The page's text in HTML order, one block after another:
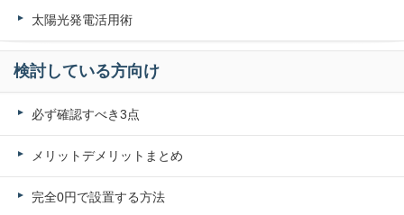
太陽光発電活用術
検討している方向け
必ず確認すべき3点
メリットデメリットまとめ
完全0円で設置する方法